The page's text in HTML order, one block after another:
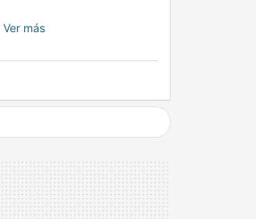
Ver más